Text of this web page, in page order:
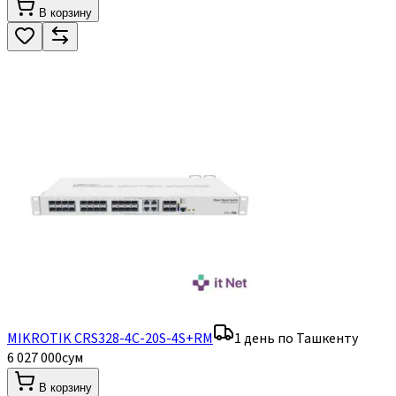
В корзину
MIKROTIK CRS328-4C-20S-4S+RM
1 день по Ташкенту
6 027 000сум
В корзину